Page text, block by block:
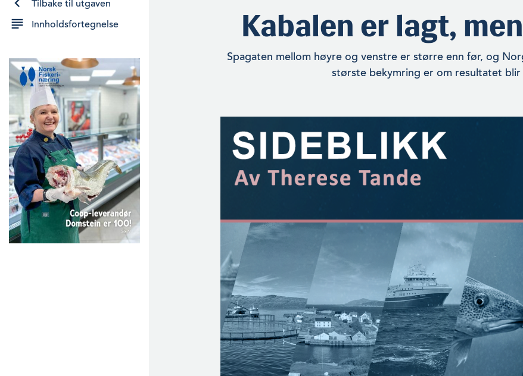
Tilbake til utgaven
Innholdsfortegnelse
Kabalen er lagt,
Spagaten mellom høyre og venstre er større enn før, og
største bekymring er om resultatet